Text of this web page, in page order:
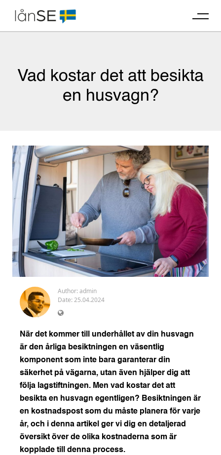
content
Vad kostar det att besikta
en husvagn?
Author: admin
Date: 25.04.2024
När det kommer till underhållet av din husvagn
är den årliga besiktningen en väsentlig
komponent som inte bara garanterar din
säkerhet på vägarna, utan även hjälper dig att
följa lagstiftningen. Men vad kostar det att
besikta en husvagn egentligen? Besiktningen är
en kostnadspost som du måste planera för varje
år, och i denna artikel ger vi dig en detaljerad
översikt över de olika kostnaderna som är
kopplade till denna process.